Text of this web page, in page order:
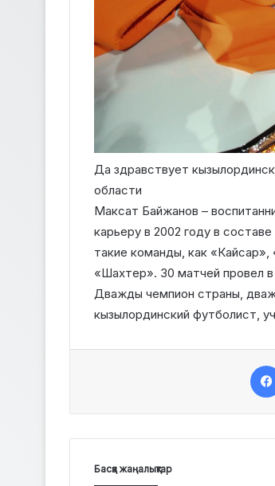
Да здравствует
области
Максат Байжанов –
карьеру в 2002 году в
такие команды, как
«Шахтер». 30 матчей провел
Дважды чемпион страны,
кызылординский футболист,
Басқа жаңалықтар